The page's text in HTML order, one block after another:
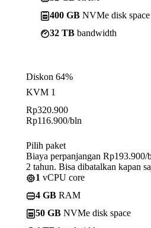
400 GB NVMe disk space
32 TB bandwidth
Diskon 64%
KVM 1
Rp320.900
Rp116.900/bln
Pilih paket
Biaya perpanjangan Rp193.900/
2 tahun. Bisa dibatalkan kapan
1 vCPU core
4 GB RAM
50 GB NVMe disk space